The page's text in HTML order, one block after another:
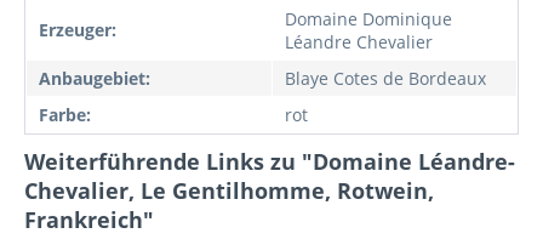
Erzeuger:
Domaine Dominique
Léandre Chevalier
Anbaugebiet:
Blaye Cotes de Bordeaux
Farbe:
rot
Weiterführende Links zu "Domaine Léandre-
Chevalier, Le Gentilhomme, Rotwein,
Frankreich"